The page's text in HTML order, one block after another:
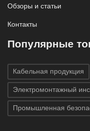
Обзоры и статьи
Контакты
Популярные
Кабельная продукция
Электромонтажный
Промышленная